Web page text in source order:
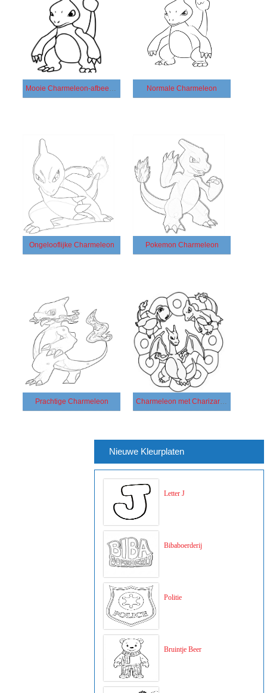
Mooie Charmeleon-afbeelding Normale Charmeleon
Ongelooflijke Charmeleon Pokemon Charmeleon
Prachtige Charmeleon Charmeleon met Charizard en Charmander
Nieuwe Kleurplaten
Letter J
Bibaboerderij
Politie
Bruintje Beer